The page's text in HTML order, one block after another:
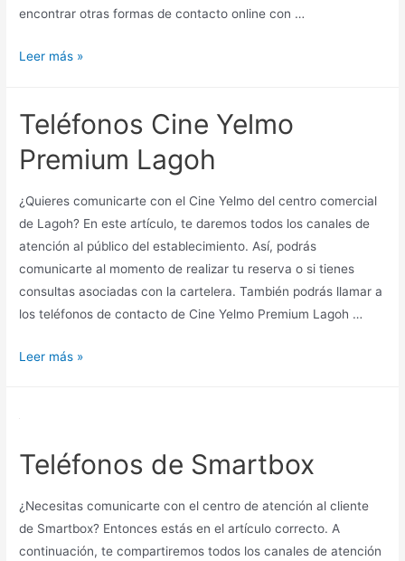
encontrar otras formas de contacto online con …
Teléfono
Agostini
Leer más »
Teléfonos Cine Yelmo
Premium Lagoh
¿Quieres comunicarte con el Cine Yelmo del centro comercial
de Lagoh? En este artículo, te daremos todos los canales de
atención al público del establecimiento. Así, podrás
comunicarte al momento de realizar tu reserva o si tienes
consultas asociadas con la cartelera. También podrás llamar a
los teléfonos de contacto de Cine Yelmo Premium Lagoh …
Teléfonos
Premium
Leer más »
Teléfonos de Smartbox
¿Necesitas comunicarte con el centro de atención al cliente
de Smartbox? Entonces estás en el artículo correcto. A
continuación, te compartiremos todos los canales de atención